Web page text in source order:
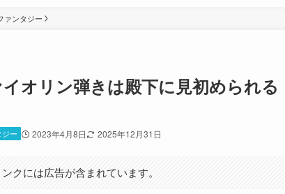
ァンタジー
オリン弾きは殿下に見初められ
ー 2023年4月8日 2025年12月31日
クには広告が含まれています。